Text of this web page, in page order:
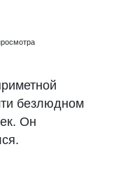
безлюдном
Он